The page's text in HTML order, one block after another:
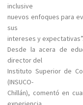
inclusive
nuevos enfoques para
sus
intereses y expectativas”.
Desde la acera de
director del
Instituto Superior de
(INSUCO-
Chillán), comentó en